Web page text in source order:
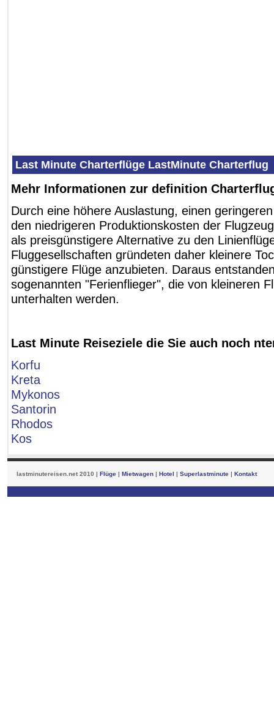
Last Minute Charterflüge LastMinute Charterflug
Mehr Informationen zur definition
Durch eine höhere Auslastung, einen
den niedrigeren Produktionskosten der
als preisgünstigere Alternative zu den
Fluggesellschaften gründeten daher kleinere
günstigere Flüge anzubieten. Daraus
sogenannten "Ferienflieger", die von kleineren
unterhalten werden.
Last Minute Reiseziele die Sie auch noch
Korfu
Kreta
Mykonos
Santorin
Rhodos
Kos
lastminutereisen.net 2010 | Flüge | Mietwagen | Hotel | Superlastminute | Kontakt